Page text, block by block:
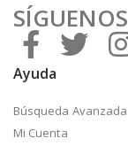
SÍGUENOS
Ayuda
Búsqueda Avanzada
Mi Cuenta